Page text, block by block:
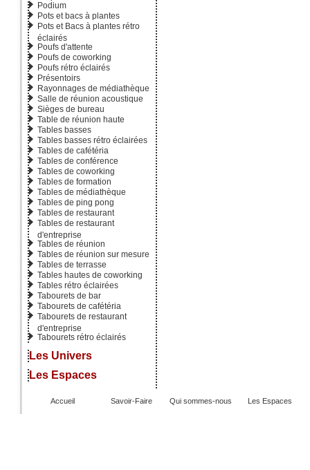
Podium
Pots et bacs à plantes
Pots et Bacs à plantes rétro
éclairés
Poufs d'attente
Poufs de coworking
Poufs rétro éclairés
Présentoirs
Rayonnages de médiathèque
Salle de réunion acoustique
Sièges de bureau
Table de réunion haute
Tables basses
Tables basses rétro éclairées
Tables de cafétéria
Tables de conférence
Tables de coworking
Tables de formation
Tables de médiathèque
Tables de ping pong
Tables de restaurant
Tables de restaurant
d'entreprise
Tables de réunion
Tables de réunion sur mesure
Tables de terrasse
Tables hautes de coworking
Tables rétro éclairées
Tabourets de bar
Tabourets de cafétéria
Tabourets de restaurant
d'entreprise
Tabourets rétro éclairés
Les Univers
Les Espaces
Accueil Savoir-Faire Qui sommes-nous Les Espaces